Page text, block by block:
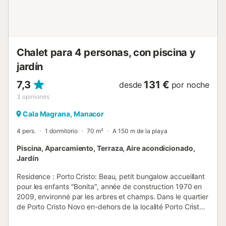
Chalet para 4 personas, con piscina y
jardín
7,3
3 opiniones
desde 131 € por noche
Cala Magrana, Manacor
4 pers. 1 dormitorio 70 m² A 150 m de la playa
Piscina, Aparcamiento, Terraza, Aire acondicionado,
Jardín
Residence : Porto Cristo: Beau, petit bungalow accueillant
pour les enfants "Bonita", année de construction 1970 en
2009, environné par les arbres et champs. Dans le quartier
de Porto Cristo Novo en-dehors de la localité Porto Cristo,